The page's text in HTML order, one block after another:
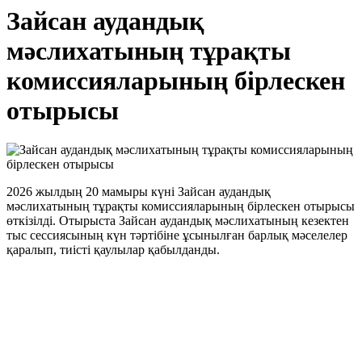
Зайсан аудандық
мәслихатының тұрақты
комиссияларының бірлескен
отырысы
2026 жылдың 20 мамыры күні Зайсан аудандық
мәслихатының тұрақты комиссияларының бірлескен отырысы
өткізілді. Отырыста Зайсан аудандық мәслихатының кезектен
тыс сессиясының күн тәртібіне ұсынылған барлық мәселелер
қаралып, тиісті қаулылар қабылданды.